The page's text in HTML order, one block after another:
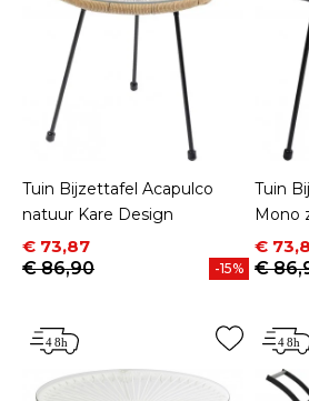
Tuin Bijzettafel Acapulco
natuur Kare Design
Prijs
€ 73,87
Normale prijs
€ 86,90
-15%
Tuin
Mono
Prijs
€
€